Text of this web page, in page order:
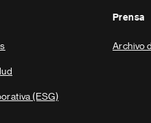
(ESG)
Prensa
Archivo